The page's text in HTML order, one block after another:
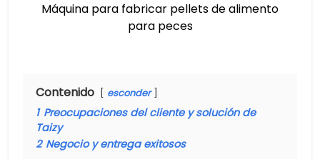
Máquina para fabricar pellets de alimento
para peces
Contenido esconder
1 Preocupaciones del cliente y solución de
Taizy
2 Negocio y entrega exitosos